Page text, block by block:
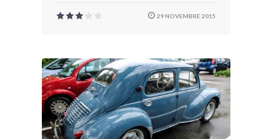
29 NOVEMBRE 2015